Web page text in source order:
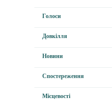
Голоси
Довкілля
Новини
Спостереження
Місцевості